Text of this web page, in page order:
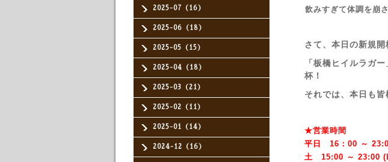
2025-07（16）
2025-06（18）
2025-05（15）
2025-04（18）
2025-03（21）
2025-02（11）
2025-01（14）
2024-12（16）
飲みすぎて体調を崩
さて、本日の新規開
「板橋ヒイルラガ
杯！
それでは、本日も
★営業時間
平日 16：00 ～
土 15:00 ～ 23:00 (